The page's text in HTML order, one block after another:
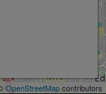
OpenStreetMapcontributors